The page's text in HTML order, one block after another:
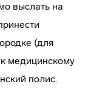
выслать на
(для
медицинскому
полис.